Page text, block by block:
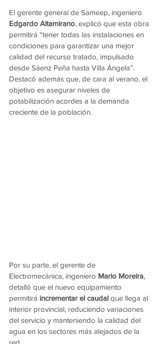
El gerente general de Sameep, ingeniero
Edgardo Altamirano, explicó que esta obra
permitirá “tener todas las instalaciones en
condiciones para garantizar una mejor
calidad del recurso tratado, impulsado
desde Sáenz Peña hasta Villa Ángela”.
Destacó además que, de cara al verano, el
objetivo es asegurar niveles de
potabilización acordes a la demanda
creciente de la población.
Por su parte, el gerente de
Electromecánica, ingeniero Mario Moreira,
detalló que el nuevo equipamiento
permitirá incrementar el caudal que llega al
interior provincial, reduciendo variaciones
del servicio y manteniendo la calidad del
agua en los sectores más alejados de la